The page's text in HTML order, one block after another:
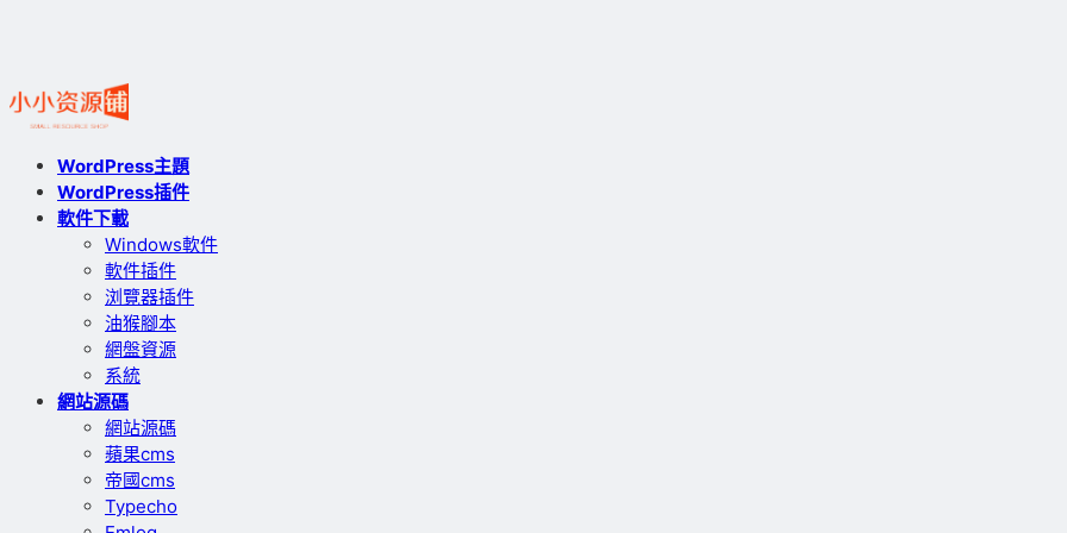
WordPress主題
WordPress插件
軟件下載
Windows軟件
軟件插件
浏覽器插件
油猴腳本
網盤資源
系統
網站源碼
網站源碼
蘋果cms
帝國cms
Typecho